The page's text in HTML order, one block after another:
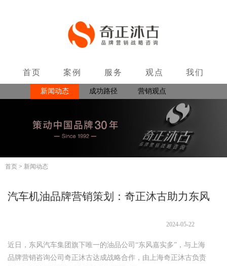
首页 案例 服务 观点 我们
联系新闻动态 成功路径
营销观点
首页 > 新闻动态
汽车机油品牌营销策划：奇正沐古助力东风
2024-05-22
近日，东风汽车集团旗下唯一的油品公司“东风嘉实多”，与上海
品牌营销咨询公司奇正沐古达成战略合作，由上海奇正沐古负责